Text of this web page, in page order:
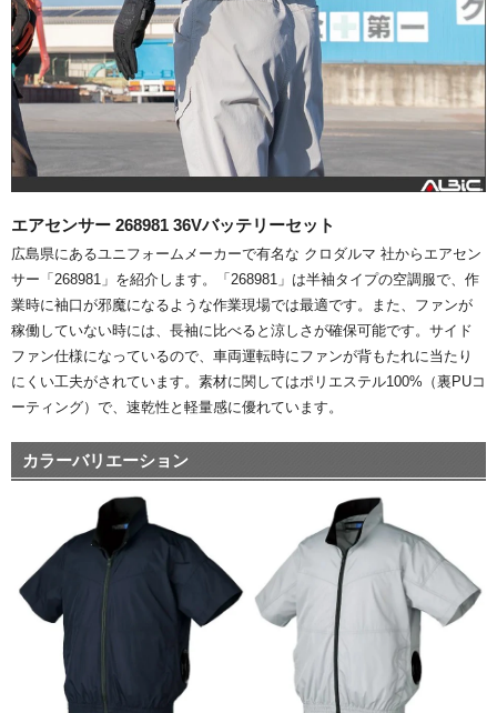
エアセンサー 268981 36Vバッテリーセット
広島県にあるユニフォームメーカーで有名な クロダルマ 社からエアセン
サー「268981」を紹介します。「268981」は半袖タイプの空調服で、作
業時に袖口が邪魔になるような作業現場では最適です。また、ファンが
稼働していない時には、長袖に比べると涼しさが確保可能です。サイド
ファン仕様になっているので、車両運転時にファンが背もたれに当たり
にくい工夫がされています。素材に関してはポリエステル100%（裏PUコ
ーティング）で、速乾性と軽量感に優れています。
カラーバリエーション